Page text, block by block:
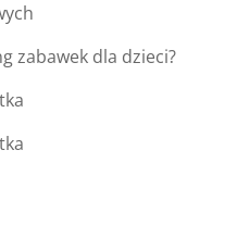
zabawek dla dzieci?